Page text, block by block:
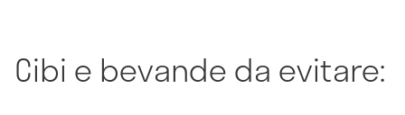
Cibi e bevande da evitare: